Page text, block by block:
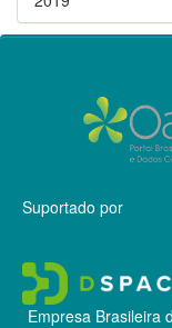
Suportado por
Empresa Brasileira